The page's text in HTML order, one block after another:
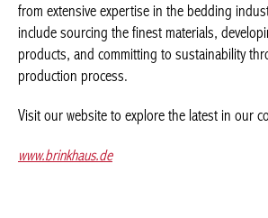
from extensive expertise in the bedding
include sourcing the finest materials,
products, and committing to sustainability
production process.
Visit our website to explore the latest in our
www.brinkhaus.de